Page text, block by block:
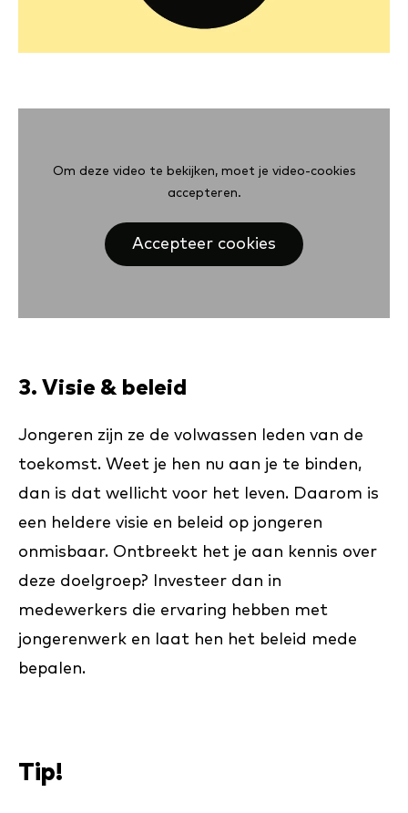
Om deze video te bekijken, moet je video-cookies
accepteren.
Accepteer cookies
3. Visie & beleid
Jongeren zijn ze de volwassen leden van de
toekomst. Weet je hen nu aan je te binden,
dan is dat wellicht voor het leven. Daarom is
een heldere visie en beleid op jongeren
onmisbaar. Ontbreekt het je aan kennis over
deze doelgroep? Investeer dan in
medewerkers die ervaring hebben met
jongerenwerk en laat hen het beleid mede
bepalen.
Tip!